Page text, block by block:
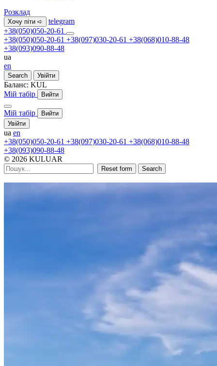
Розклад
Хочу піти ➪
telegram
+38(050)050-20-61
+38(050)050-20-61 +38(097)030-20-61 +38(068)010-88-48
+38(093)090-88-48
ua
en
Search Увійти
Баланс: KUL
Мій табір
Вийти
Мій табір
Вийти
Увійти
ua en
+38(050)050-20-61 +38(097)030-20-61 +38(068)010-88-48
+38(093)090-88-48
© 2026 KULUAR
Reset form Search